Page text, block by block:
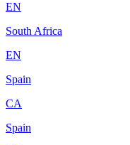
EN
South Africa
EN
Spain
CA
Spain